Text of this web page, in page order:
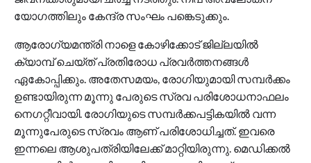
യോഗത്തിലും കേന്ദ്ര സംഘം പങ്കെടുക്കും.
ആരോഗ്യമന്ത്രി നാളെ കോഴിക്കോട് ജില്ലയിൽ
ക്യാമ്പ് ചെയ്ത് പ്രതിരോധ പ്രവർത്തനങ്ങൾ
ഏകോപ്പിക്കും. അതേസമയം, രോ​ഗിയുമായി സമ്പർക്കം
ഉണ്ടായിരുന്ന മൂന്നു പേരുടെ സ്രവ പരിശോധനാഫലം
നെഗറ്റീവായി. രോഗിയുടെ സമ്പർക്കപട്ടികയിൽ വന്ന
മൂന്നുപേരുടെ സ്രവം ആണ് പരിശോധിച്ചത്. ഇവരെ
ഇന്നലെ ആശുപത്രിയിലേക്ക് മാറ്റിയിരുന്നു. മെഡിക്കൽ